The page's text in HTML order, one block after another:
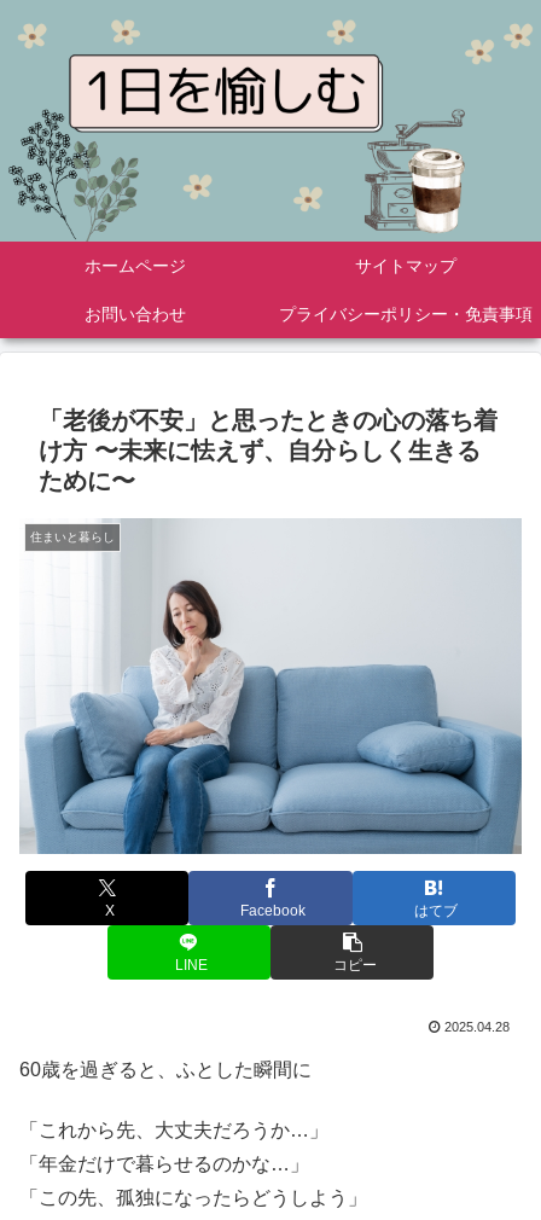
ホームページ サイトマップ
お問い合わせ プライバシーポリシー・免責事項
「老後が不安」と思ったときの心の落ち着
け方 〜未来に怯えず、自分らしく生きる
ために〜
住まいと暮らし
X Facebook はてブ
LINE コピー
2025.04.28
60歳を過ぎると、ふとした瞬間に
「これから先、大丈夫だろうか…」
「年金だけで暮らせるのかな…」
「この先、孤独になったらどうしよう」